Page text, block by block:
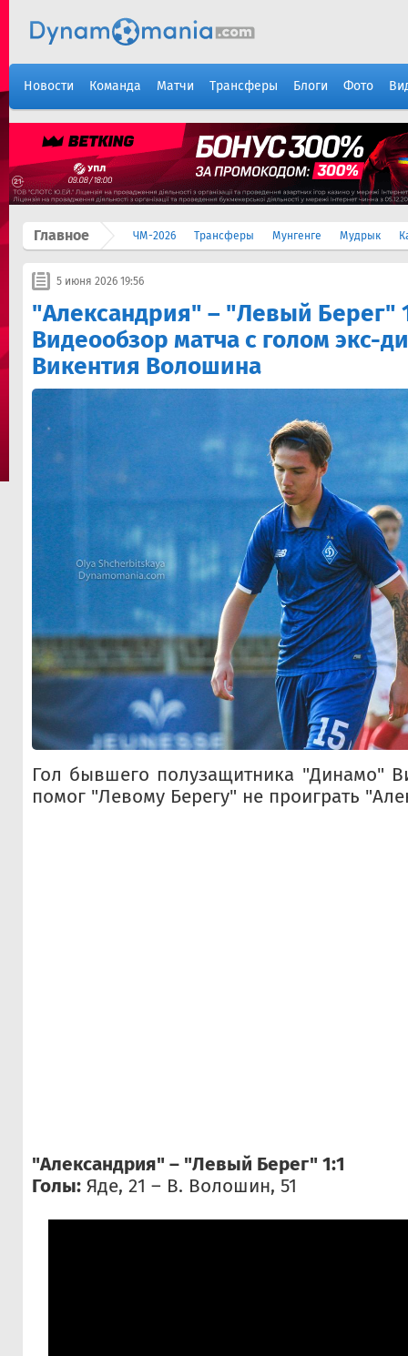
Новости Команда Матчи Трансферы Блоги Фото
Главное ЧМ-2026 Трансферы Мунгенге Мудрык
5 июня 2026 19:56
"Александрия" – "Левый Берег"
Видеообзор матча с голом экс-
Викентия Волошина
Гол бывшего полузащитника "Динамо"
помог "Левому Берегу" не проиграть
"Александрия" – "Левый Берег" 1:1
Голы: Яде, 21 – В. Волошин, 51